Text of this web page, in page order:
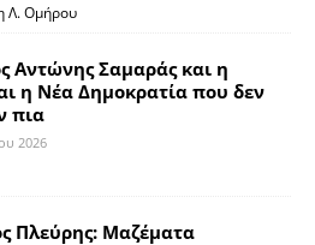
Λ. Ομήρου
Αντώνης Σαμαράς και η
η Νέα Δημοκρατία που δεν
πια
2026
Πλεύρης: Μαζέματα